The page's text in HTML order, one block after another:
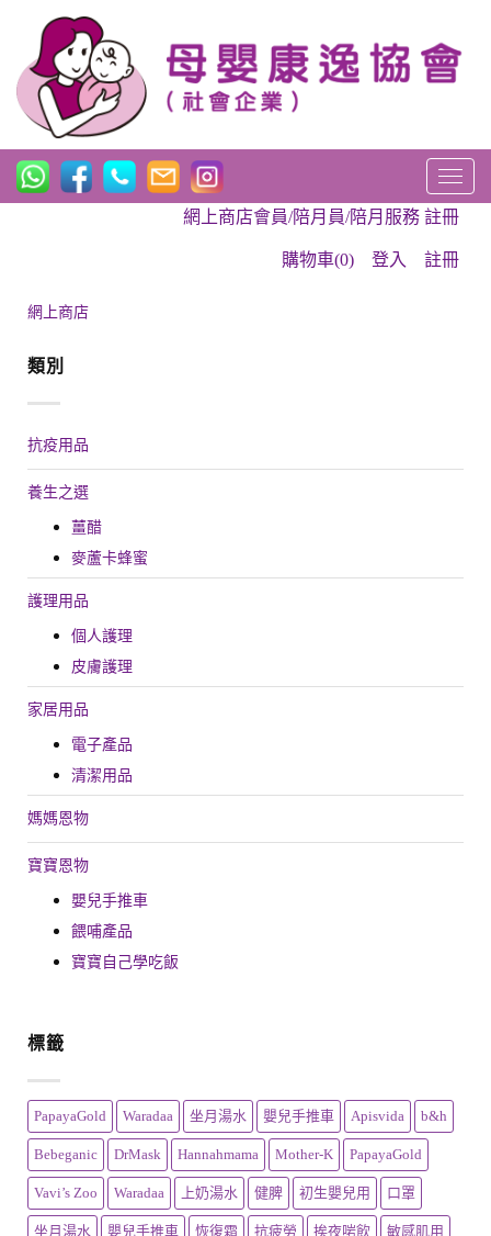
T
o
g
g
t
網上商店會員/陪月員/陪月服務 註冊
購物車(0) 登入 註冊
網上商店
類別
抗疫用品
養生之選
薑醋
麥蘆卡蜂蜜
護理用品
個人護理
皮膚護理
家居用品
電子產品
清潔用品
媽媽恩物
寶寶恩物
嬰兒手推車
餵哺產品
寶寶自己學吃飯
標籤
PapayaGold Waradaa 坐月湯水 嬰兒手推車 Apisvida b&h
Bebeganic DrMask Hannahmama Mother-K PapayaGold
Vavi’s Zoo Waradaa 上奶湯水 健脾 初生嬰兒用 口罩
坐月湯水 嬰兒手推車 恢復霜 抗疲勞 挨夜啱飲 敏感肌用